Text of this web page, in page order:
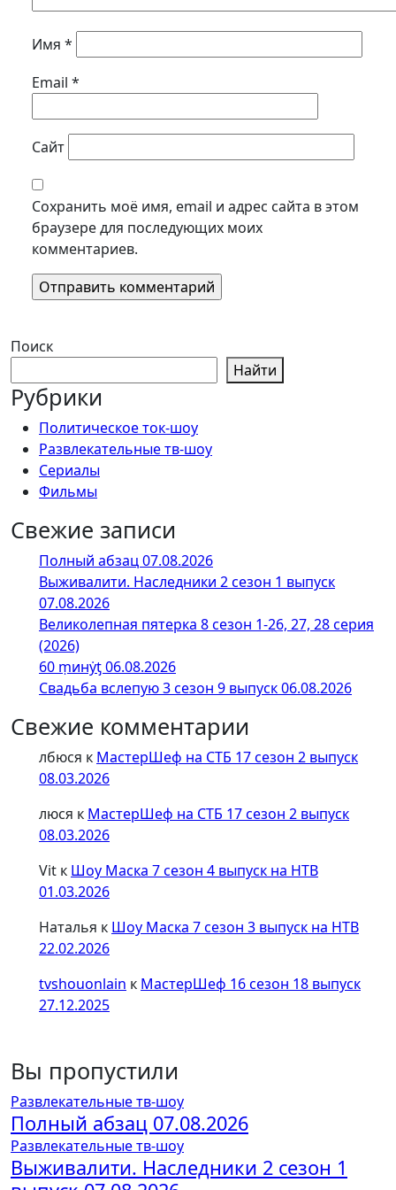
Имя *
Email *
Сайт
Сохранить моё имя, email и адрес сайта в этом
браузере для последующих моих
комментариев.
Поиск
Найти
Рубрики
Политическое ток-шоу
Развлекательные тв-шоу
Сериалы
Фильмы
Свежие записи
Полный абзац 07.08.2026
Выживалити. Наследники 2 сезон 1 выпуск
07.08.2026
Великолепная пятерка 8 сезон 1-26, 27, 28 серия
(2026)
60 ṃинẏƫ 06.08.2026
Свадьба вслепую 3 сезон 9 выпуск 06.08.2026
Свежие комментарии
лбюся к МастерШеф на СТБ 17 сезон 2 выпуск
08.03.2026
люся к МастерШеф на СТБ 17 сезон 2 выпуск
08.03.2026
Vit к Шоу Маска 7 сезон 4 выпуск на НТВ
01.03.2026
Наталья к Шоу Маска 7 сезон 3 выпуск на НТВ
22.02.2026
tvshouonlain к МастерШеф 16 сезон 18 выпуск
27.12.2025
Вы пропустили
Развлекательные тв-шоу
Полный абзац 07.08.2026
Развлекательные тв-шоу
Выживалити. Наследники 2 сезон 1